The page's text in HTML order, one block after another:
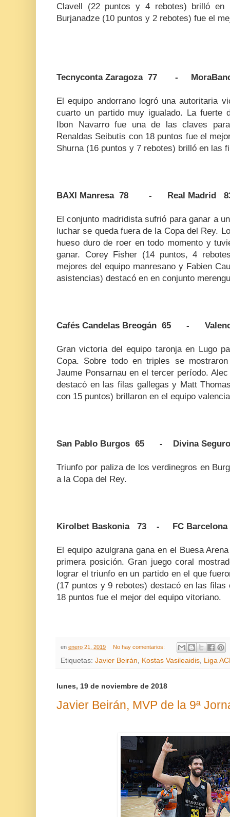
Clavell (22 puntos y 4 rebotes) brilló en
Burjanadze (10 puntos y 2 rebotes) fue el
Tecnyconta Zaragoza 77 -
El equipo andorrano logró una autoritaria
cuarto un partido muy igualado. La fuerte
Ibon Navarro fue una de las claves
Renaldas Seibutis con 18 puntos fue el
Shurna (16 puntos y 7 rebotes) brilló en las
BAXI Manresa 78 - Real Madrid
El conjunto madridista sufrió para ganar a
luchar se queda fuera de la Copa del Rey.
hueso duro de roer en todo momento y
ganar. Corey Fisher (14 puntos, 4
mejores del equipo manresano y Fabien
asistencias) destacó en en conjunto
Cafés Candelas Breogán 65 -
Gran victoria del equipo taronja en Lugo
Copa. Sobre todo en triples se
Jaume Ponsarnau en el tercer período.
destacó en las filas gallegas y Matt
con 15 puntos) brillaron en el equipo
San Pablo Burgos 65 - Divina
Triunfo por paliza de los verdinegros en
a la Copa del Rey.
Kirolbet Baskonia 73 - FC Barcelona
El equipo azulgrana gana en el Buesa
primera posición. Gran juego coral
lograr el triunfo en un partido en el que
(17 puntos y 9 rebotes) destacó en las
18 puntos fue el mejor del equipo vitoriano.
en enero 21, 2019 No hay comentarios:
Etiquetas: Javier Beirán Kostas Vasileaidis Liga
lunes, 19 de noviembre de 2018
Javier Beirán, MVP de la 9ª